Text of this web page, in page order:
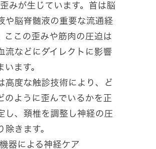
みが生じています。首は脳
や脳脊髄液の重要な流通経
ここの歪みや筋肉の圧迫は
流などにダイレクトに影響
います。
高度な触診技術により、ど
のように歪んでいるかを正
し、頚椎を調整し神経の圧
除きます。
器による神経ケア